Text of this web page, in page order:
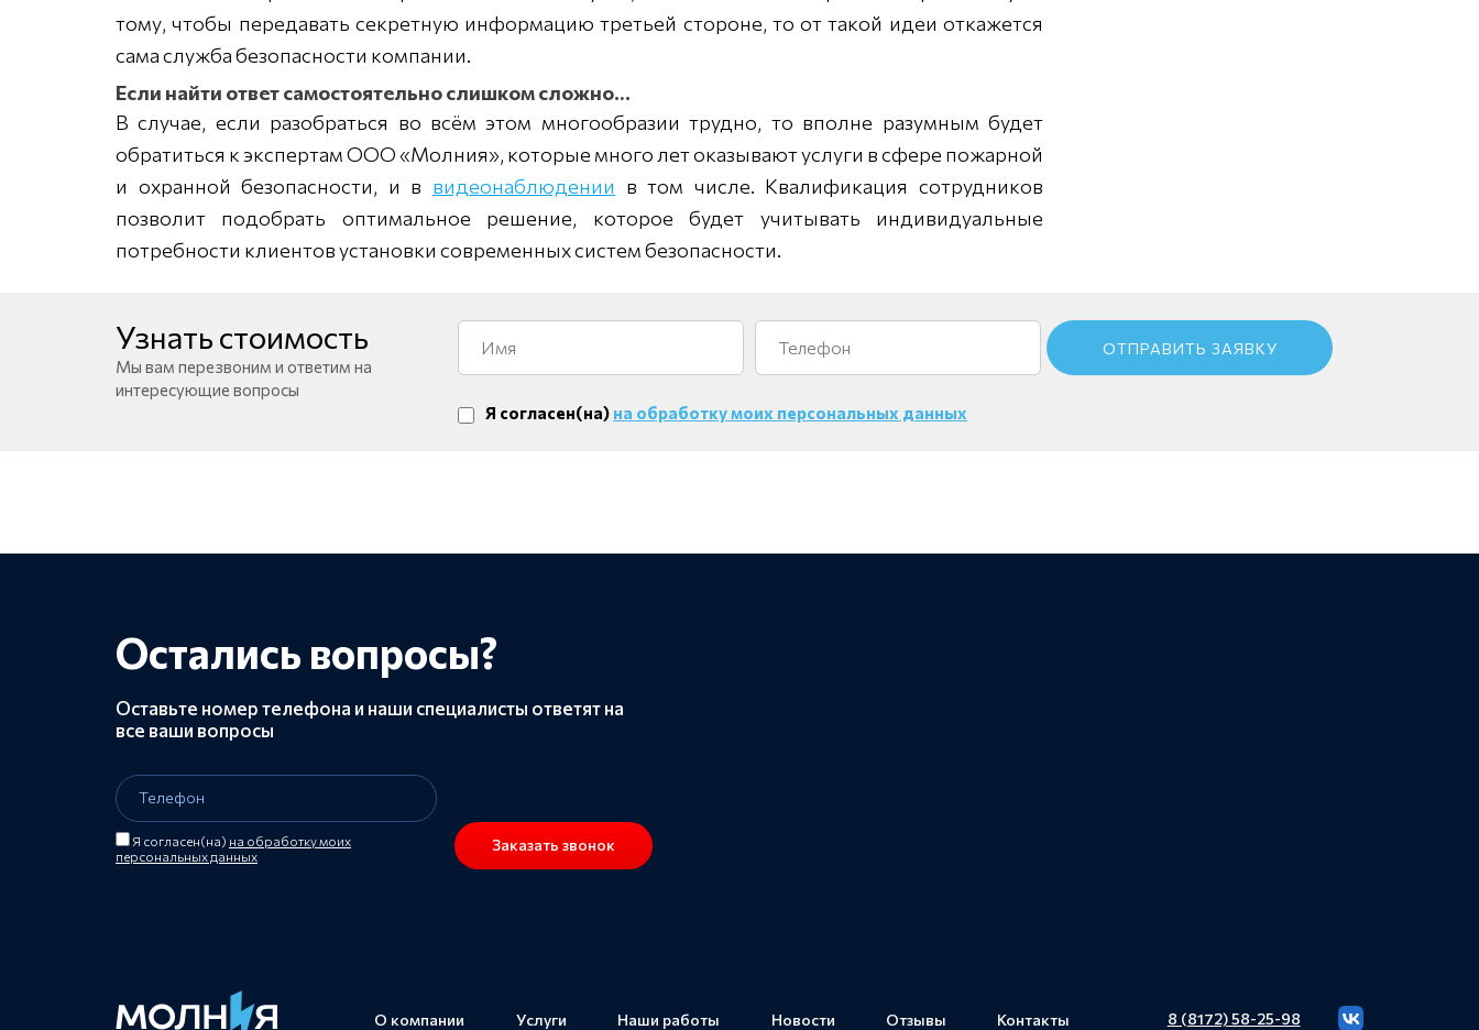
тому, чтобы передавать секретную информацию третьей стороне, то от такой идеи откажется
сама служба безопасности компании.
Если найти ответ самостоятельно слишком сложно…
В случае, если разобраться во всём этом многообразии трудно, то вполне разумным будет
обратиться к экспертам ООО «Молния», которые много лет оказывают услуги в сфере пожарной
и охранной безопасности, и в видеонаблюдении в том числе. Квалификация сотрудников
позволит подобрать оптимальное решение, которое будет учитывать индивидуальные
потребности клиентов установки современных систем безопасности.
Узнать стоимость
Мы вам перезвоним и ответим на
интересующие вопросы
Я согласен(на) на обработку моих персональных данных
Остались вопросы?
Оставьте номер телефона и наши специалисты ответят на
все ваши вопросы
Телефон
Я согласен(на) на обработку моих
персональных данных
Заказать звонок
О компании Услуги Наши работы Новости Отзывы Контакты 8 (8172) 58-25-98